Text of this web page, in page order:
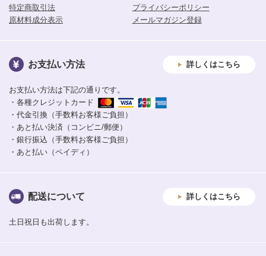
特定商取引法
プライバシーポリシー
原材料成分表示
メールマガジン登録
お支払い方法 詳しくはこちら
お支払い方法は下記の通りです。
・各種クレジットカード
・代金引換（手数料お客様ご負担）
・あと払い決済（コンビニ/郵便）
・銀行振込（手数料お客様ご負担）
・あと払い（ペイディ）
配送について 詳しくはこちら
土日祝日も出荷します。